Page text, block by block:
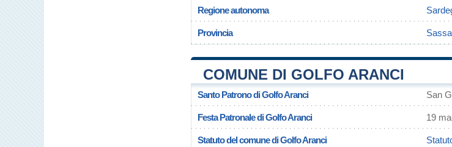
Regione autonoma
Provincia
COMUNE DI GOLFO ARANCI
Santo Patrono di Golfo Aranci San
Festa Patronale di Golfo Aranci 19
Statuto del comune di Golfo Aranci